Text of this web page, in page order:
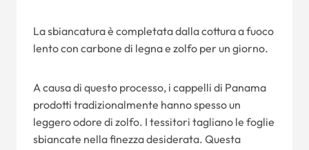
La sbiancatura è completata dalla cottura a fuoco
lento con carbone di legna e zolfo per un giorno.
A causa di questo processo, i cappelli di Panama
prodotti tradizionalmente hanno spesso un
leggero odore di zolfo. I tessitori tagliano le foglie
sbiancate nella finezza desiderata. Questa